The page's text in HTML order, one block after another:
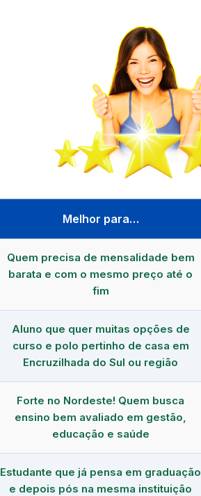
Melhor para…
Quem precisa de mensalidade bem
barata e com o mesmo preço até o
fim
Aluno que quer muitas opções de
curso e polo pertinho de casa em
Encruzilhada do Sul ou região
Forte no Nordeste! Quem busca
ensino bem avaliado em gestão,
educação e saúde
Estudante que já pensa em graduação
e depois pós na mesma instituição